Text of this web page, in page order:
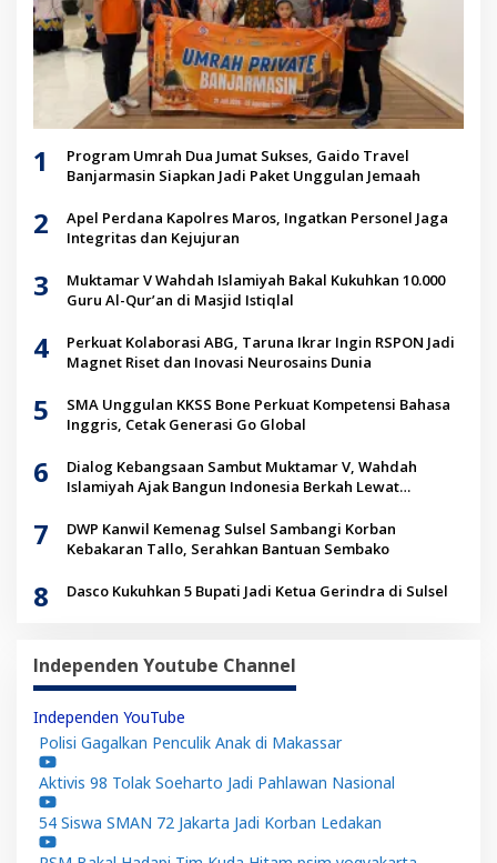
1
Program Umrah Dua Jumat Sukses, Gaido Travel
Banjarmasin Siapkan Jadi Paket Unggulan Jemaah
2
Apel Perdana Kapolres Maros, Ingatkan Personel Jaga
Integritas dan Kejujuran
3
Muktamar V Wahdah Islamiyah Bakal Kukuhkan 10.000
Guru Al-Qur’an di Masjid Istiqlal
4
Perkuat Kolaborasi ABG, Taruna Ikrar Ingin RSPON Jadi
Magnet Riset dan Inovasi Neurosains Dunia
5
SMA Unggulan KKSS Bone Perkuat Kompetensi Bahasa
Inggris, Cetak Generasi Go Global
6
Dialog Kebangsaan Sambut Muktamar V, Wahdah
Islamiyah Ajak Bangun Indonesia Berkah Lewat
7
DWP Kanwil Kemenag Sulsel Sambangi Korban
Kebakaran Tallo, Serahkan Bantuan Sembako
8 Dasco Kukuhkan 5 Bupati Jadi Ketua Gerindra di Sulsel
Independen Youtube Channel
Independen YouTube
Polisi Gagalkan Penculik Anak di Makassar
Aktivis 98 Tolak Soeharto Jadi Pahlawan Nasional
54 Siswa SMAN 72 Jakarta Jadi Korban Ledakan